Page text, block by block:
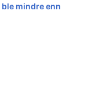
mindre enn